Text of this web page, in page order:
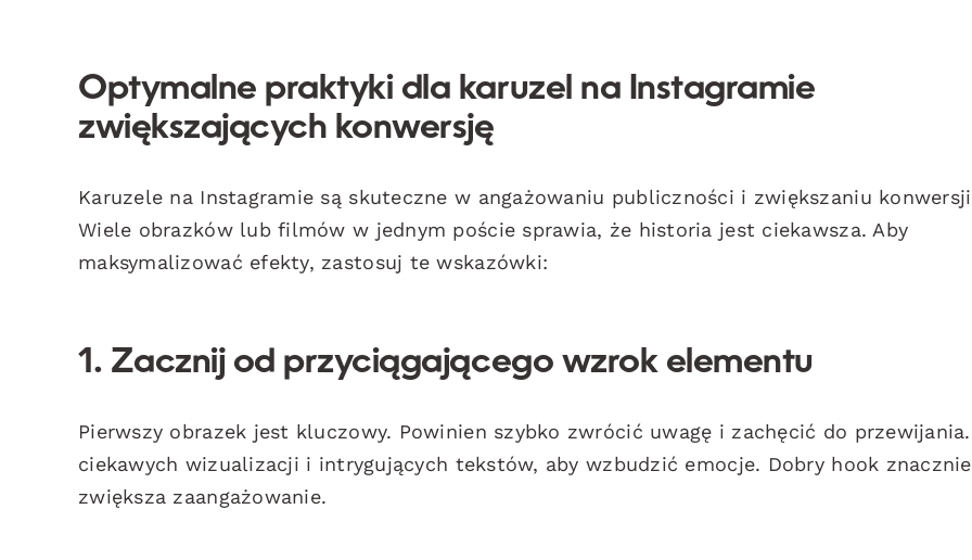
Optymalne praktyki dla karuzel na Instagramie
zwiększających konwersję
Karuzele na Instagramie są skuteczne w angażowaniu publiczności i zwiększaniu
Wiele obrazków lub filmów w jednym poście sprawia, że historia jest ciekawsza. Aby
maksymalizować efekty, zastosuj te wskazówki:
1. Zacznij od przyciągającego wzrok elementu
Pierwszy obrazek jest kluczowy. Powinien szybko zwrócić uwagę i zachęcić do
ciekawych wizualizacji i intrygujących tekstów, aby wzbudzić emocje. Dobry hook znacznie
zwiększa zaangażowanie.